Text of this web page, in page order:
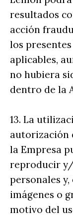
resultados
acción
los
aplicables,
no hubiera
dentro de la
13. La
autorización
la Empresa
reproducir
personales
imágenes o
motivo del